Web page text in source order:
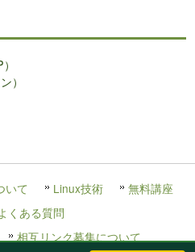
）
いて Linux技術
無料講座
くある質問
相互リンク募集について